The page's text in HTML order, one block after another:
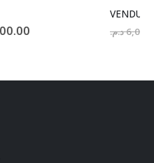
6,000.00د.م. 4,500.00Le
prix